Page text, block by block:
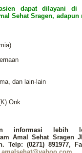
dapat dilayani di
Sehat Sragen, adapun
dan lain-lain
Onk
informasi lebih
Amal Sehat Sragen
Telp: (0271) 891977,